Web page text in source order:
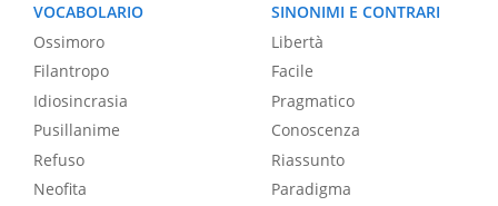
VOCABOLARIO
Ossimoro
Filantropo
Idiosincrasia
Pusillanime
Refuso
Neofita
SINONIMI E CONTRARI
Libertà
Facile
Pragmatico
Conoscenza
Riassunto
Paradigma